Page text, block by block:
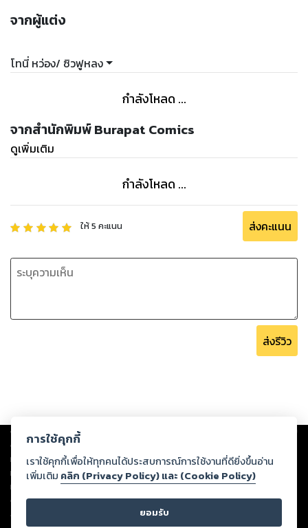
จากผู้แต่ง
โทนี่ หว่อง/ ซิวฟูหลง
กำลังโหลด ...
จากสำนักพิมพ์ Burapat Comics
ดูเพิ่มเติม
กำลังโหลด ...
ให้5 คะแนน ส่งคะแนน
ส่งรีวิว
Copyright © 2026
ต่อผลงานหรือเนื้อหาใดที่อัปโหลดผ่านเว็บไซต์และปรากฏว่าละเมิดสิทธิใน
ทรัพย์สินทางปัญญาของบุคคลอื่นหรือขัดต่อกฎหมายและศีลธรรม ดังนั้น ผู้อ่าน
ทุกท่านโปรดใช้วิจารณญาณในการกลั่นกรองด้วยตนเอง และหากท่านพบว่าส่วน
หนึ่งส่วนใดขัดต่อกฎหมายและศีลธรรม กรุณาแจ้งมายังบริษัท เพื่อทีมงานจะได้
ดำเนินการในทันที ทั้งนี้ ทางสตอรี่ล็อกขอสงวนลิขสิทธิ์ตามพระราชบัญญัติ
ลิขสิทธิ์ พ.ศ. 2537 (ฉบับล่าสุด)
การใช้คุกกี้
เราใช้คุกกี้เพื่อให้ทุกคนได้ประสบการณ์การใช้งานที่ดียิ่งขึ้นอ่าน
เพิ่มเติม คลิก (Privacy Policy) และ (Cookie Policy)
ยอมรับ